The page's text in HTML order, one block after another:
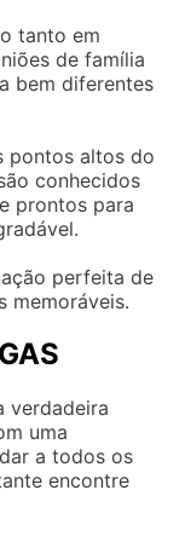
tanto em
de família
bem diferentes
pontos altos do
conhecidos
prontos para
perfeita de
memoráveis.
verdadeira
uma
a todos os
encontre